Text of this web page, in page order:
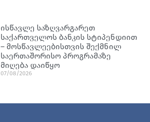
ისწავლე საზღვარგარეთ
საქართველოს ბანკის სტიპენდიით
– მოსწავლეებისთვის შექმნილ
საერთაშორისო პროგრამაზე
მიღება დაიწყო
07/08/2026